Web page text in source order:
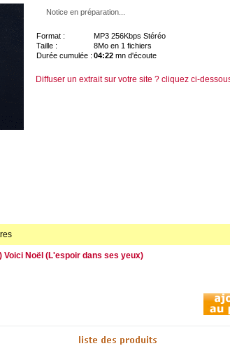
Notice en préparation...
Format :
MP3 256Kbps Stéréo
Taille :
8Mo en 1 fichiers
Durée cumulée : 04:22 mn d'écoute
Diffuser un extrait sur votre site ? cliquez ci-
Voici Noël (L'espoir dans ses yeux)